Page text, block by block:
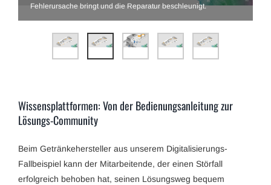
Fehlerursache bringt und die Reparatur beschleunigt.
Wissensplattformen: Von der Bedienungsanleitung zur
Lösungs-Community
Beim Getränkehersteller aus unserem Digitalisierungs-
Fallbeispiel kann der Mitarbeitende, der einen Störfall
erfolgreich behoben hat, seinen Lösungsweg bequem